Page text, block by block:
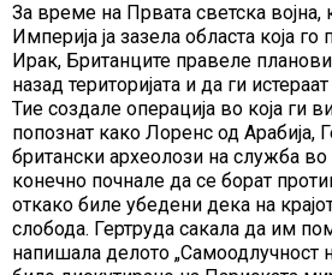
За време на Првата светска војна,
Империја ја зазела областа која
Ирак, Британците правеле планови
назад територијата и да ги
Тие создале операција во која ги
попознат како Лоренс од Арабија,
британски археолози на служба
конечно почнале да се борат
откако биле убедени дека на крајот
слобода. Гертруда сакала да им
напишала делото „Самоодлучност